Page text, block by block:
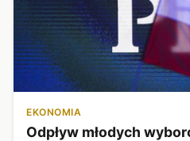
EKONOMIA
Odpływ młodych